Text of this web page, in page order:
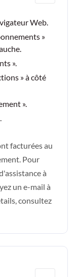
Web.
»
».
» à côté
».
facturées au
Pour
à
un e-mail à
consultez